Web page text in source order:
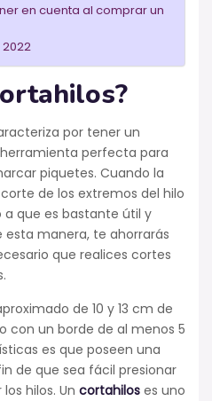
en cuenta al comprar un
por tener un
perfecta para
piquetes. Cuando la
de los extremos del hilo
que es bastante útil y
manera, te ahorrarás
que realices cortes
de 10 y 13 cm de
con un borde de al menos 5
es que poseen una
de que sea fácil presionar
hilos. Un cortahilos es uno